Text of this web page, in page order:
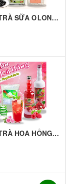
COMBO TRÀ SỮA OLONG Chuẩn Vị Đài Loan – Thơm Ngon Độc Đáo – Combo Tiện Lợi
COMBO TRÀ HOA HỒNG - Thơm Ngon Mê Ly